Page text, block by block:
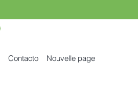
Contacto Nouvelle page